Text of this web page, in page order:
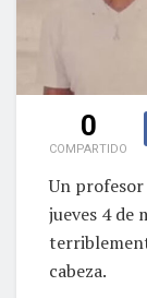
0
COMPARTIDO
Un profesor
jueves 4 de
cabeza.